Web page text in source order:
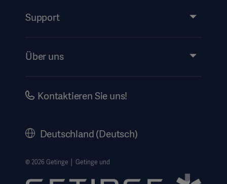
Services
Support
Über uns
Investors
Rechtlicher Hinweis
Getinge Datenschutzbereich
Kontaktieren Sie uns!
Deutschland (Deutsch)
© 2026 Getinge │ Getinge und